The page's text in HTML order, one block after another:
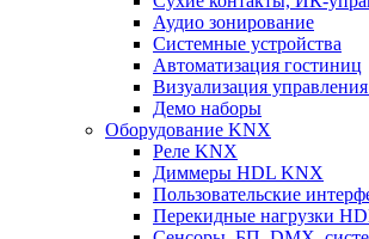
Аудио зонирование
Системные устройства
Автоматизация гостиниц
Визуализация
Демо наборы
Оборудование KNX
Реле KNX
Диммеры HDL KNX
Пользовательские
Перекидные нагрузки